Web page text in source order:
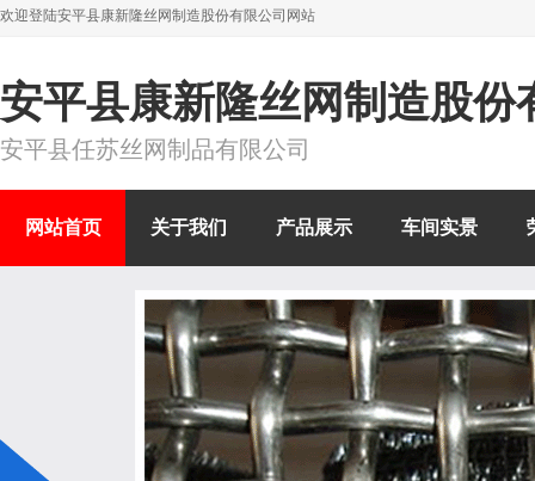
欢迎登陆安平县康新隆丝网制造股份有限公司网站
安平县康新隆丝网制造股份
安平县任苏丝网制品有限公司
网站首页 关于我们 产品展示 车间实景